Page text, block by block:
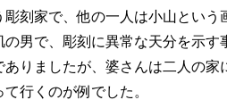
刻家で、他の一人は小山とい
男で、彫刻に異常な天分を示す
りましたが、婆さんは二人の家
行くのが例でした。